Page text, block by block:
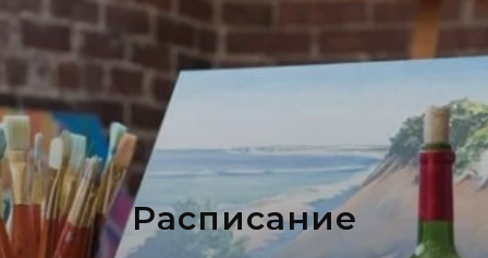
Расписание